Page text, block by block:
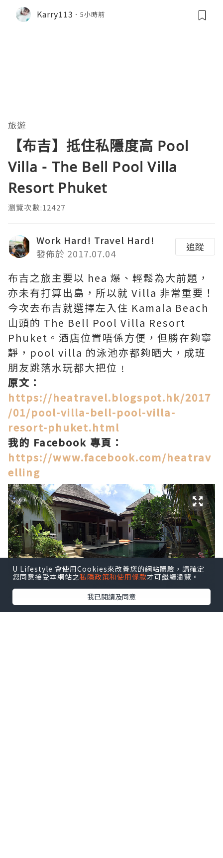
Karry113 5小時前
旅遊
【布吉】抵住私隱度高 Pool
Villa - The Bell Pool Villa
Resort Phuket
瀏覽次數:12427
Work Hard! Travel Hard!
發佈於 2017.07.04
追蹤
布吉之旅主要以 hea 爆、輕鬆為大前題，
亦未有打算出島，所以就 Villa 非常重要！
今次去布吉就選擇左入住 Kamala Beach
山頭的 The Bell Pool Villa Resort
Phuket。酒店位置唔係方便，但勝在夠寧
靜，pool villa 的泳池亦都夠晒大，成班
朋友跳落水玩都大把位﹗
原文：
https://heatravel.blogspot.hk/2017
/01/pool-villa-bell-pool-villa-
resort-phuket.html
我的 Facebook 專頁：
https://www.facebook.com/heatrav
elling
Two bedroom pool Villa 有一間主人房
U Lifestyle 會使用Cookies來改善您的網站體驗，請確定
您同意接受本網站之私隱政策和使用條款才可繼續瀏覽。
我已閱讀及同意